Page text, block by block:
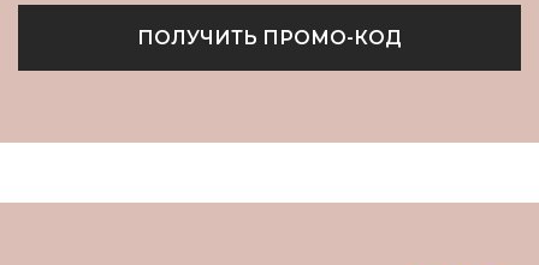
ПОЛУЧИТЬ ПРОМО-КОД